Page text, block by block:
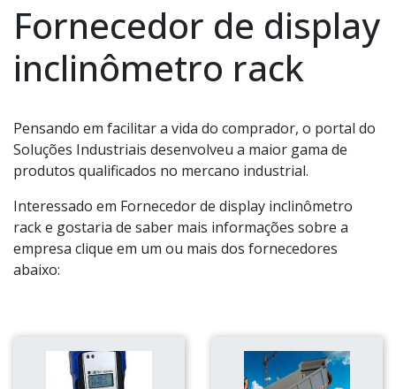
Fornecedor de display
inclinômetro rack
Pensando em facilitar a vida do comprador, o portal do
Soluções Industriais desenvolveu a maior gama de
produtos qualificados no mercano industrial.
Interessado em Fornecedor de display inclinômetro
rack e gostaria de saber mais informações sobre a
empresa clique em um ou mais dos fornecedores
abaixo: